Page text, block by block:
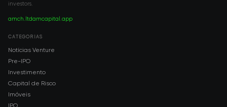
investors.
amch.ltdamcapital.app
CATEGORIAS
Notícias Venture
Pre-IPO
Investimento
Capital de Risco
Imóveis
IPO